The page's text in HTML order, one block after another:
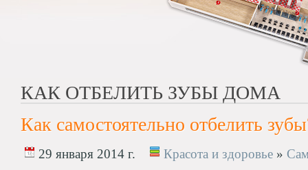
КАК ОТБЕЛИТЬ ЗУБЫ ДОМА
Как самостоятельно отбелить
29 января 2014 г. Красота и здоровье »